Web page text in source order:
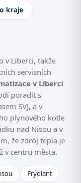
kraje
v Liberci, takže
servisních
v Liberci
poradit s
SVJ, a v
plynového kotle
nad Nisou a v
že zdroj tepla je
v centru města.
Frýdlant